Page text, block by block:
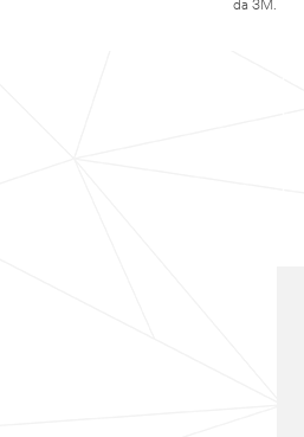
da 3M.